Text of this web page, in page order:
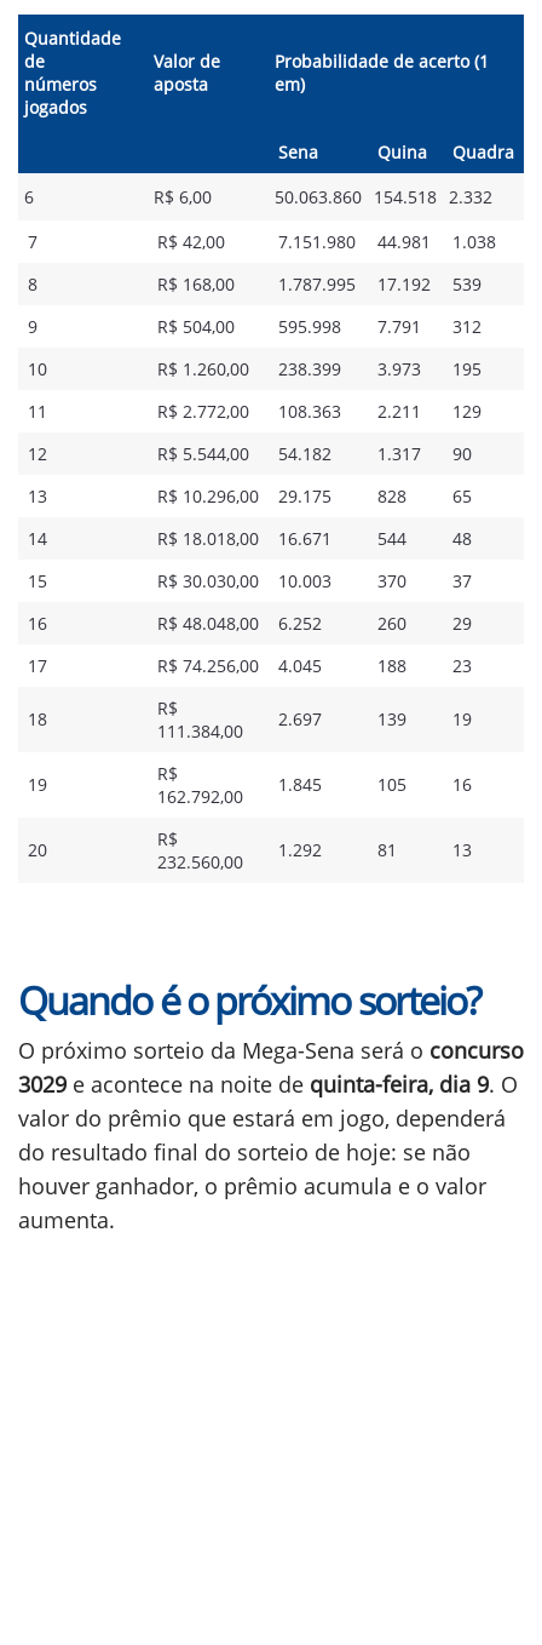
Quantidade
de
números
jogados
Valor de
aposta
Probabilidade de acerto (1
em)
Sena Quina
Quadra
6
R$ 6,00 50.063.860 154.518 2.332
7
R$ 42,00 7.151.980 44.981
1.038
8
R$ 168,00 1.787.995 17.192
539
9
R$ 504,00 595.998 7.791
312
10
R$ 1.260,00 238.399 3.973
195
11
R$ 2.772,00 108.363 2.211
129
12
R$ 5.544,00 54.182 1.317
90
13
R$ 10.296,00 29.175 828
65
14
R$ 18.018,00 16.671 544
48
15
R$ 30.030,00 10.003 370
37
16
R$ 48.048,00 6.252 260
29
17
R$ 74.256,00 4.045 188 23
18
R$
111.384,00
2.697 139 19
19
R$
162.792,00
1.845 105 16
20
R$
232.560,00
1.292 81 13​
Quando é o próximo sorteio?
O próximo sorteio da Mega-Sena será o concurso
3029 e acontece na noite de quinta-feira, dia 9. O
valor do prêmio que estará em jogo, dependerá
do resultado final do sorteio de hoje: se não
houver ganhador, o prêmio acumula e o valor
aumenta.